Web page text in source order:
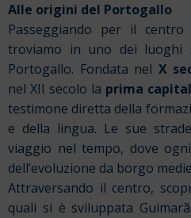
Alle origini del Portogallo
Passeggiando per il
troviamo in uno dei luoghi
Portogallo. Fondata nel X
nel XII secolo la prima
testimone diretta della
e della lingua. Le sue
viaggio nel tempo, dove
dell’evoluzione da borgo
Attraversando il centro,
quali si è sviluppata